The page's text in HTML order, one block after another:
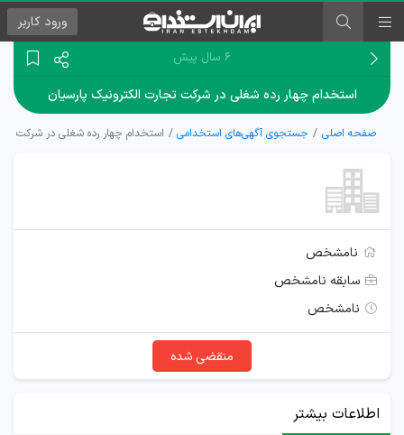
ورود کاربر
۶ سال پیش
استخدام چهار رده شغلی در شرکت تجارت الکترونیک پارسیان
صفحه اصلی جستجوی آگهی‌های استخدامی استخدام چهار رده شغلی در شرکت
نامشخص
سابقه نامشخص
نامشخص
منقضی شده
اطلاعات بیشتر